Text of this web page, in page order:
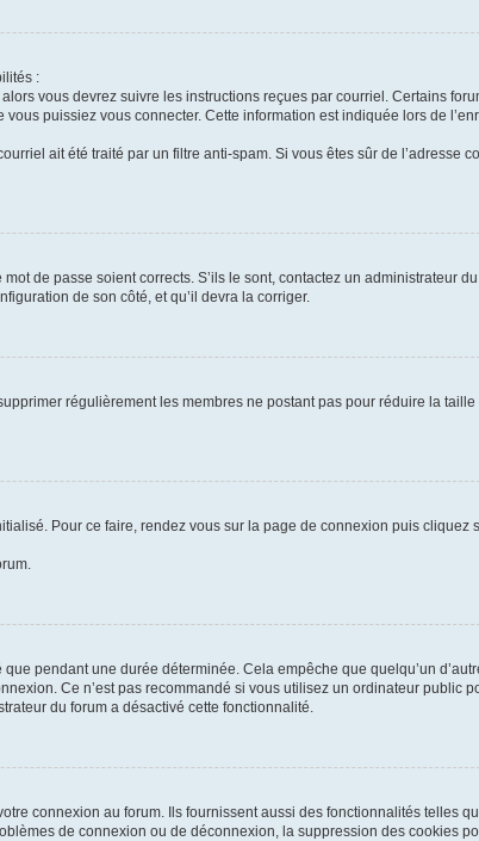
:
vous devrez suivre les instructions reçues par courriel. Certains
puissiez vous connecter. Cette information est indiquée lors de
ait été traité par un filtre anti-spam. Si vous êtes sûr de l’adresse
de passe soient corrects. S’ils le sont, contactez un administrateur
de son côté, et qu’il devra la corriger.
régulièrement les membres ne postant pas pour réduire la
Pour ce faire, rendez vous sur la page de connexion puis cliquez
pendant une durée déterminée. Cela empêche que quelqu’un
Ce n’est pas recommandé si vous utilisez un ordinateur public
du forum a désactivé cette fonctionnalité.
connexion au forum. Ils fournissent aussi des fonctionnalités telles
de connexion ou de déconnexion, la suppression des cookies